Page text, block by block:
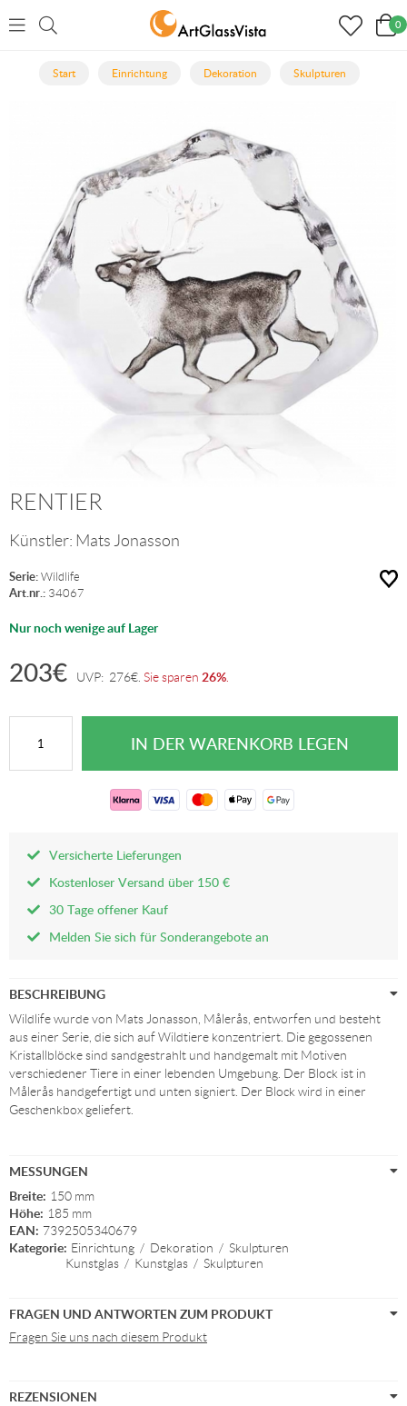
0
Start Einrichtung Dekoration Skulpturen
RENTIER
Künstler: Mats Jonasson
Serie: Wildlife
Art.nr.: 34067
Nur noch wenige auf Lager
203€ UVP: 276€ Sie sparen 26%
Versicherte Lieferungen
Kostenloser Versand über 150 €
30 Tage offener Kauf
Melden Sie sich für Sonderangebote an
BESCHREIBUNG
Wildlife wurde von Mats Jonasson, Målerås, entworfen und besteht
aus einer Serie, die sich auf Wildtiere konzentriert. Die gegossenen
Kristallblöcke sind sandgestrahlt und handgemalt mit Motiven
verschiedener Tiere in einer lebenden Umgebung. Der Block ist in
Målerås handgefertigt und unten signiert. Der Block wird in einer
Geschenkbox geliefert.
MESSUNGEN
Breite: 150 mm
Höhe: 185 mm
EAN: 7392505340679
Kategorie: Einrichtung / Dekoration / Skulpturen
Kunstglas / Kunstglas / Skulpturen
FRAGEN UND ANTWORTEN ZUM PRODUKT
Fragen Sie uns nach diesem Produkt
REZENSIONEN